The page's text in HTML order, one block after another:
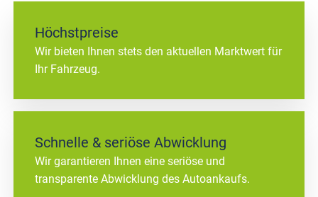
Höchstpreise
Wir bieten Ihnen stets den aktuellen Marktwert für
Ihr Fahrzeug.
Schnelle & seriöse Abwicklung
Wir garantieren Ihnen eine seriöse und
transparente Abwicklung des Autoankaufs.